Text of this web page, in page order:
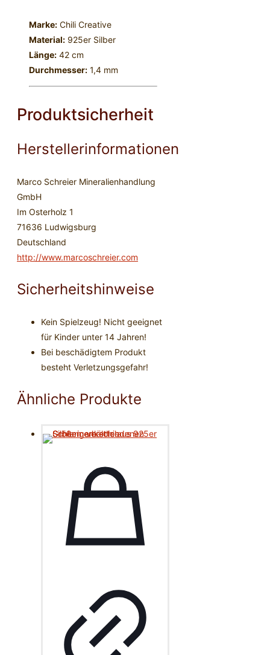
Marke: Chili Creative
Material: 925er Silber
Länge: 42 cm
Durchmesser: 1,4 mm
Produktsicherheit
Herstellerinformationen
Marco Schreier Mineralienhandlung
GmbH
Im Osterholz 1
71636 Ludwigsburg
Deutschland
http://www.marcoschreier.com
Sicherheitshinweise
Kein Spielzeug! Nicht geeignet
für Kinder unter 14 Jahren!
Bei beschädigtem Produkt
besteht Verletzungsgefahr!
Ähnliche Produkte